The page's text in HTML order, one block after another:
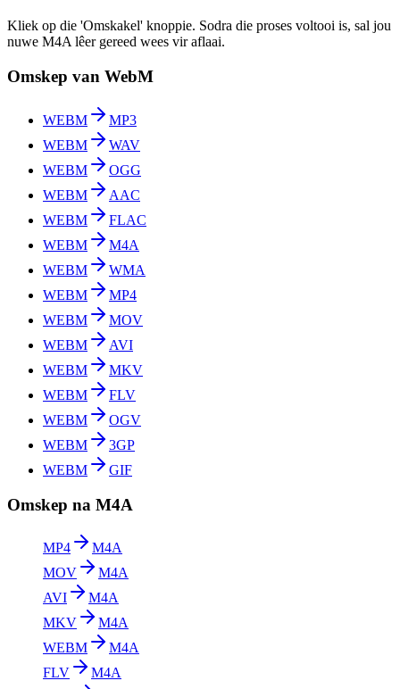
Kliek op die 'Omskakel' knoppie. Sodra die proses voltooi is, sal jou
nuwe M4A lêer gereed wees vir aflaai.
Omskep van WebM
WEBM
MP3
WEBM
WAV
WEBM
OGG
WEBM
AAC
WEBM
FLAC
WEBM
M4A
WEBM
WMA
WEBM
MP4
WEBM
MOV
WEBM
AVI
WEBM
MKV
WEBM
FLV
WEBM
OGV
WEBM
3GP
WEBM
GIF
Omskep na M4A
MP4
M4A
MOV
M4A
AVI
M4A
MKV
M4A
WEBM
M4A
FLV
M4A